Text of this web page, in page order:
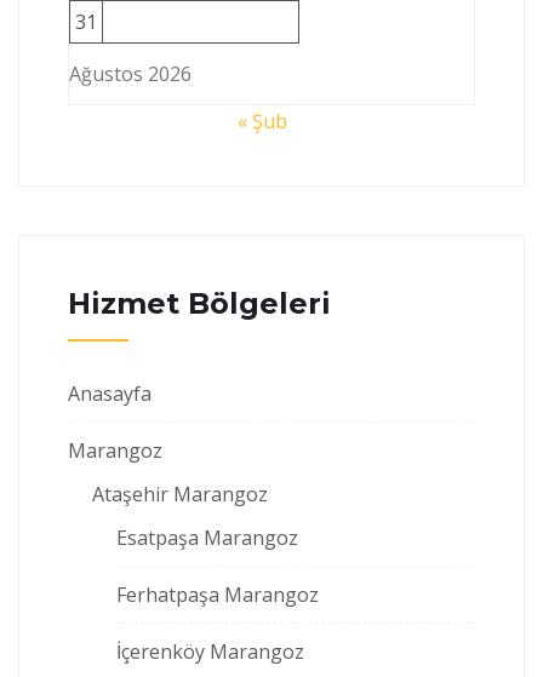
Ağustos 2026
31
« Şub
Hizmet Bölgeleri
Anasayfa
Marangoz
Ataşehir Marangoz
Esatpaşa Marangoz
Ferhatpaşa Marangoz
İçerenköy Marangoz